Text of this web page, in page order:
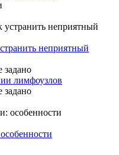
неприятный
лимфоузлов